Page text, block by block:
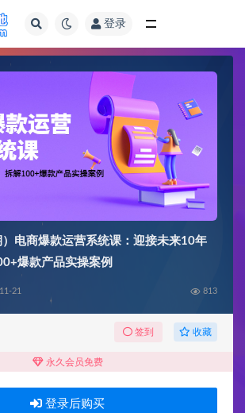
登录
电商爆款运营系统课：迎接未来10年
爆款产品实操案例
21 813
签到 收藏
永久会员免费
登录后购买